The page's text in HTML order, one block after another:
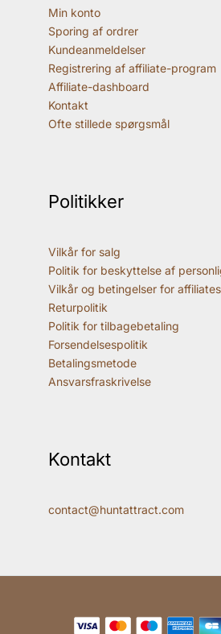
Min konto
Sporing af ordrer
Kundeanmeldelser
Registrering af affiliate-program
Affiliate-dashboard
Kontakt
Ofte stillede spørgsmål
Politikker
Vilkår for salg
Politik for beskyttelse af
Vilkår og betingelser for affiliates
Returpolitik
Politik for tilbagebetaling
Forsendelsespolitik
Betalingsmetode
Ansvarsfraskrivelse
Kontakt
contact@huntattract.com